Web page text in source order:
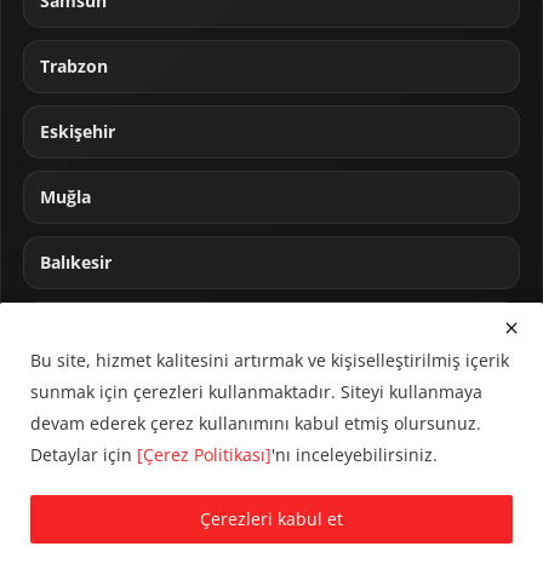
Trabzon
Eskişehir
Muğla
Balıkesir
© 2024 CUMHA (Cumhur Haber Ajansı) Tüm hakları saklıdır.
KVKK Aydınlatma Metni
Çerez Politikası
Bu site, hizmet kalitesini artırmak ve kişiselleştirilmiş içerik
sunmak için çerezleri kullanmaktadır. Siteyi kullanmaya
devam ederek çerez kullanımını kabul etmiş olursunuz.
Detaylar için [Çerez Politikası]'nı inceleyebilirsiniz.
Çerezleri kabul et